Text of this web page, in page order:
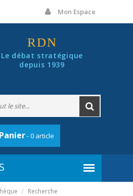
Mon Espace
RDN
Le débat stratégique
depuis 1939
Panier- 0 article
Recherche